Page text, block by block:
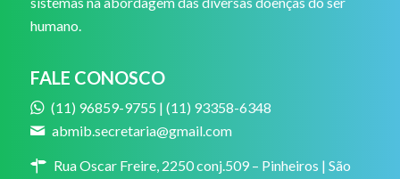
humano.
FALE CONOSCO
(11) 96859-9755 | (11) 93358-6348
abmib.secretaria@gmail.com
Rua Oscar Freire, 2250 conj.509 – Pinheiros | São